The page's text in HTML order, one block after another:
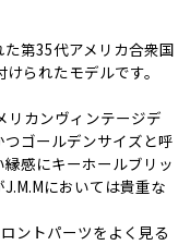
第35代アメリカ合衆国
られたモデルです。
リカンヴィンテージデ
ゴールデンサイズと呼
感にキーホールブリッ
においては貴重な
ントパーツをよく見る